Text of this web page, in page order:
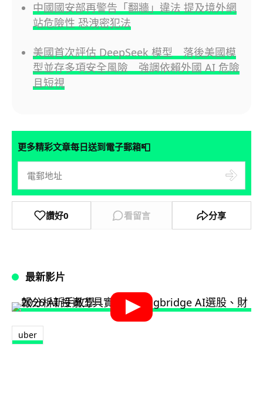
中國國安部再警告「翻牆」違法 提及境外網
站危險性 恐洩密犯法
美國首次評估 DeepSeek 模型 落後美國模
型並存多項安全風險 強調依賴外國 AI 危險
且短視
更多精彩文章每日送到電子郵箱📮
讚好0 看留言 分享
最新影片
uber